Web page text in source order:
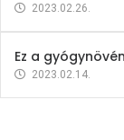
2023.02.26.
Ez a
2023.02.14.
Vitaminok